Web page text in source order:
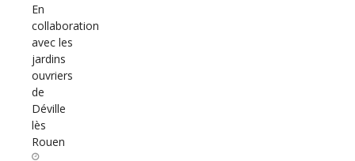
En
collaboration
avec les
jardins
ouvriers
de
Déville
lès
Rouen